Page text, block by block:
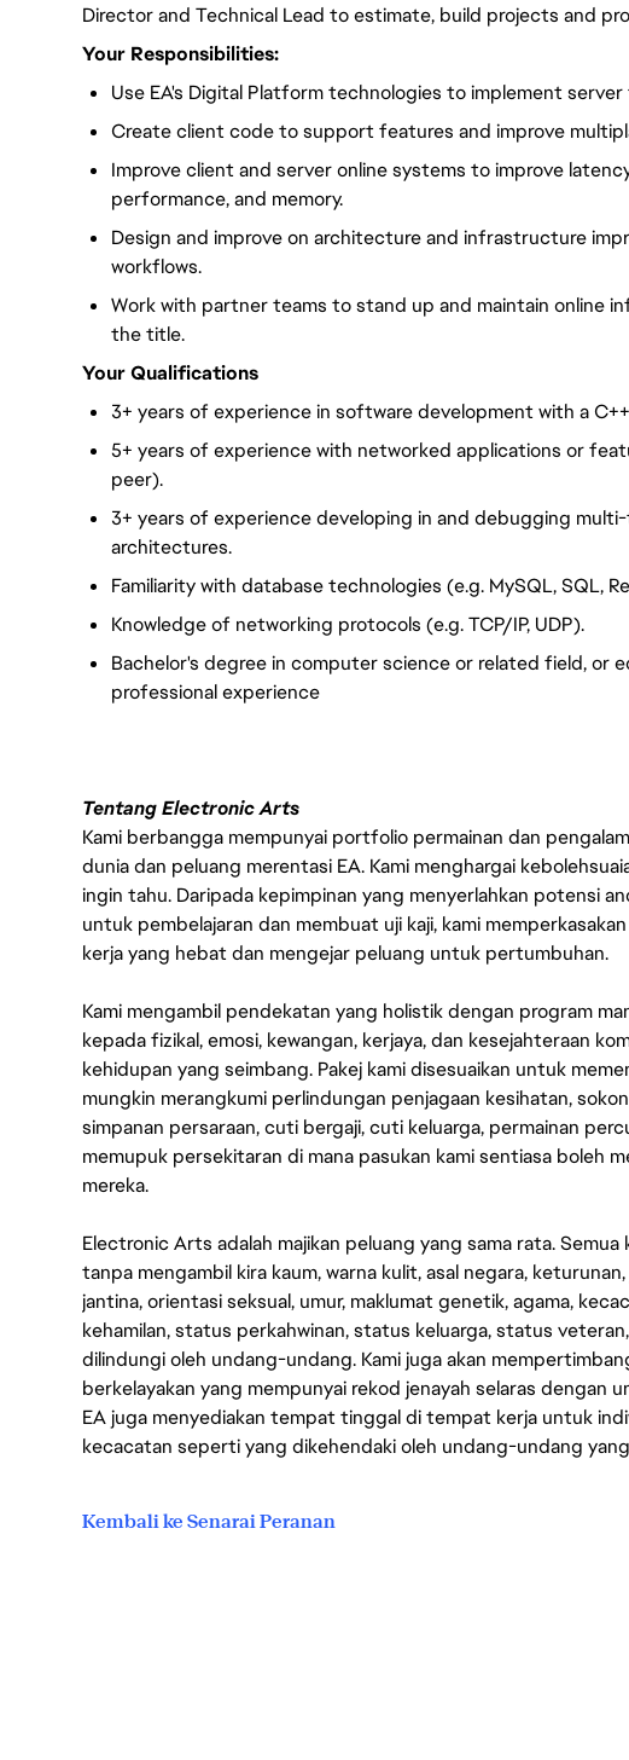
Director and Technical Lead to estimate, build projects and
Your Responsibilities:
Use EA's Digital Platform technologies to implement
Create client code to support features and improve
Improve client and server online systems to improve
performance, and memory.
Design and improve on architecture and infrastructure
workflows.
Work with partner teams to stand up and maintain online
the title.
Your Qualifications
3+ years of experience in software development with a
5+ years of experience with networked applications or
peer).
3+ years of experience developing in and debugging
architectures.
Familiarity with database technologies (e.g. MySQL, SQL,
Knowledge of networking protocols (e.g. TCP/IP, UDP).
Bachelor's degree in computer science or related field, or
professional experience
Tentang Electronic Arts
Kami berbangga mempunyai portfolio permainan dan
dunia dan peluang merentasi EA. Kami menghargai
ingin tahu. Daripada kepimpinan yang menyerlahkan potensi
untuk pembelajaran dan membuat uji kaji, kami
kerja yang hebat dan mengejar peluang untuk pertumbuhan.
Kami mengambil pendekatan yang holistik dengan program
kepada fizikal, emosi, kewangan, kerjaya, dan kesejahteraan
kehidupan yang seimbang. Pakej kami disesuaikan untuk
mungkin merangkumi perlindungan penjagaan kesihatan,
simpanan persaraan, cuti bergaji, cuti keluarga, permainan
memupuk persekitaran di mana pasukan kami sentiasa boleh
mereka.
Electronic Arts adalah majikan peluang yang sama rata.
tanpa mengambil kira kaum, warna kulit, asal negara,
jantina, orientasi seksual, umur, maklumat genetik, agama,
kehamilan, status perkahwinan, status keluarga, status
dilindungi oleh undang-undang. Kami juga akan
berkelayakan yang mempunyai rekod jenayah selaras dengan
EA juga menyediakan tempat tinggal di tempat kerja untuk
kecacatan seperti yang dikehendaki oleh undang-undang
Kembali ke Senarai Peranan